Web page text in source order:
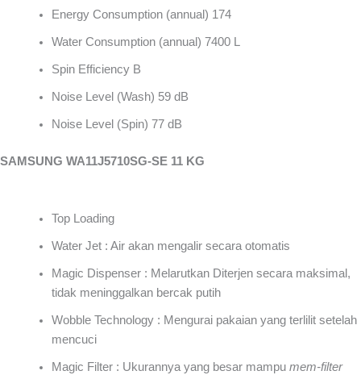
Energy Consumption (annual) 174
Water Consumption (annual) 7400 L
Spin Efficiency B
Noise Level (Wash) 59 dB
Noise Level (Spin) 77 dB
SAMSUNG WA11J5710SG-SE 11 KG
Top Loading
Water Jet : Air akan mengalir secara otomatis
Magic Dispenser : Melarutkan Diterjen secara maksimal,
tidak meninggalkan bercak putih
Wobble Technology : Mengurai pakaian yang terlilit setelah
mencuci
Magic Filter : Ukurannya yang besar mampu mem-filter